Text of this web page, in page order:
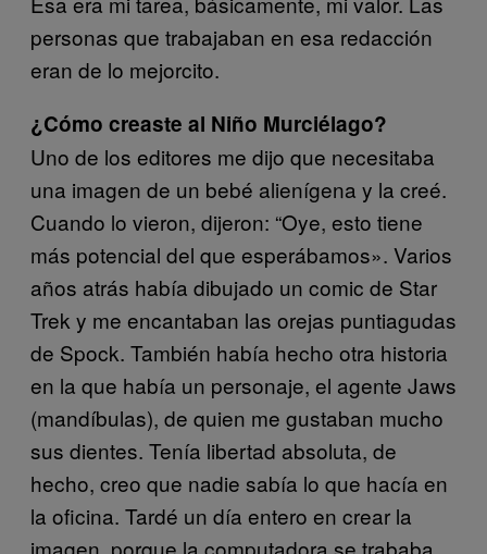
personas que trabajaban en esa redacción
eran de lo mejorcito.
¿Cómo creaste al Niño Murciélago?
Uno de los editores me dijo que necesitaba
una imagen de un bebé alienígena y la creé.
Cuando lo vieron, dijeron: “Oye, esto tiene
más potencial del que esperábamos». Varios
años atrás había dibujado un comic de Star
Trek y me encantaban las orejas puntiagudas
de Spock. También había hecho otra historia
en la que había un personaje, el agente Jaws
(mandíbulas), de quien me gustaban mucho
sus dientes. Tenía libertad absoluta, de
hecho, creo que nadie sabía lo que hacía en
la oficina. Tardé un día entero en crear la
imagen, porque la computadora se trababa